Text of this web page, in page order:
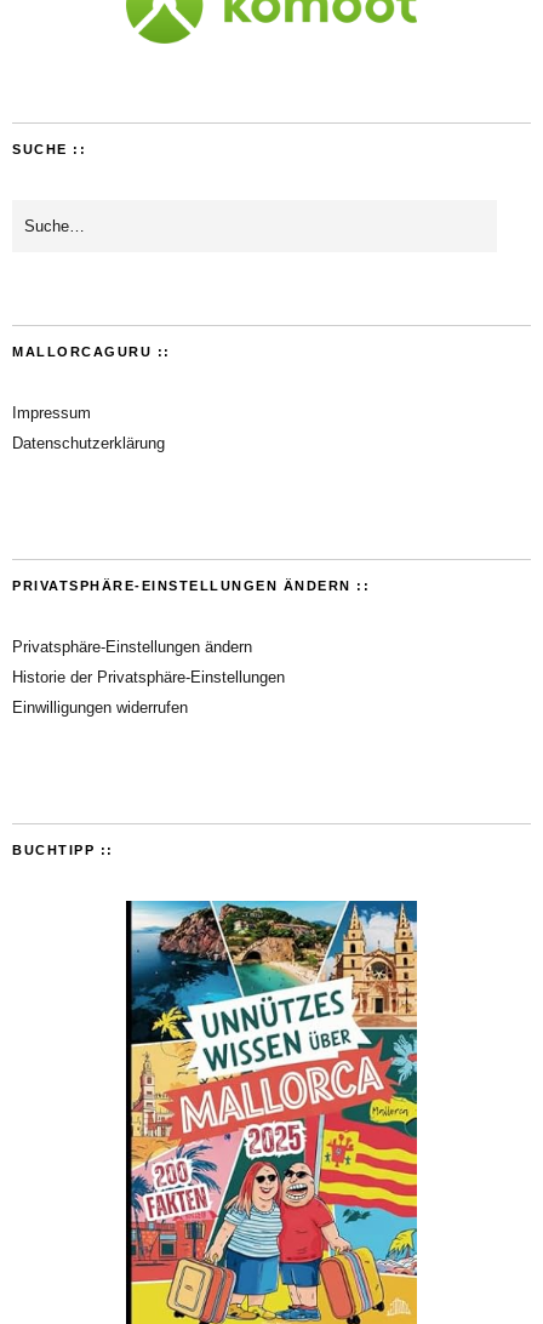
SUCHE ::
MALLORCAGURU ::
Impressum
Datenschutzerklärung
PRIVATSPHÄRE-EINSTELLUNGEN ÄNDERN ::
Privatsphäre-Einstellungen ändern
Historie der Privatsphäre-Einstellungen
Einwilligungen widerrufen
BUCHTIPP ::